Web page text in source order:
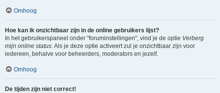
Omhoog
Hoe kan ik onzichtbaar zijn in de online gebruikers lijst?
In het gebruikerspaneel onder "foruminstellingen", vind je de optie Verberg
mijn online status. Als je deze optie activeert zul je onzichtbaar zijn voor
iedereen, behalve voor beheerders, moderators en jezelf.
Omhoog
De tijden zijn niet correct!